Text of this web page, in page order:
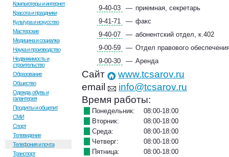
Компьютеры и интернет
Красота и праздники
Культура и искусство
Мастерские
Медицина и социалка
Наука и производство
Недвижимость и
строительство
Образование
Общество
Одежда, обувь и
галантерея
Продукты и общепит
СМИ
Спорт
Телевидение
Телефония и почта
Транспорт
9-40-03
— приемная, секретарь
9-41-71
— факс
9-40-07
— абонентский отдел, к.402
9-00-59
— Отдел правового
9-00-30
— Аренда
Сайт
www.tcsarov.ru
email
info@tcsarov.ru
Время работы:
Понедельник:
08:00-18:00
Вторник:
08:00-18:00
Среда:
08:00-18:00
Четверг:
08:00-18:00
Пятница:
08:00-18:00